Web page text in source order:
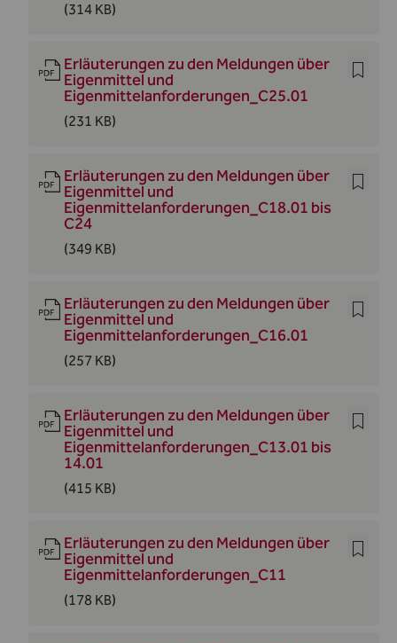
(314 KB)
Erläuterungen zu den Meldungen über
Eigenmittel und
Eigenmittelanforderungen_C25.01
(231 KB)
Erläuterungen zu den Meldungen über
Eigenmittel und
Eigenmittelanforderungen_C18.01 bis
C24
(349 KB)
Erläuterungen zu den Meldungen über
Eigenmittel und
Eigenmittelanforderungen_C16.01
(257 KB)
Erläuterungen zu den Meldungen über
Eigenmittel und
Eigenmittelanforderungen_C13.01 bis
14.01
(415 KB)
Erläuterungen zu den Meldungen über
Eigenmittel und
Eigenmittelanforderungen_C11
(178 KB)